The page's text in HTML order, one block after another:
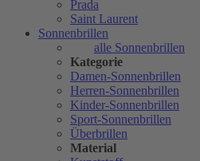
Prada
Saint Laurent
Sonnenbrillen
alle Sonnenbrillen
Kategorie
Damen-Sonnenbrillen
Herren-Sonnenbrillen
Kinder-Sonnenbrillen
Sport-Sonnenbrillen
Überbrillen
Material